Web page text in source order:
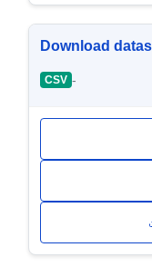
Download
CSV -